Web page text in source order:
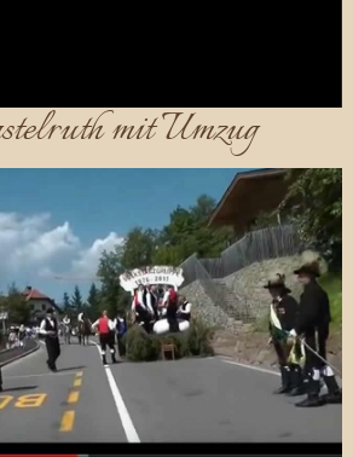
mit Umzug